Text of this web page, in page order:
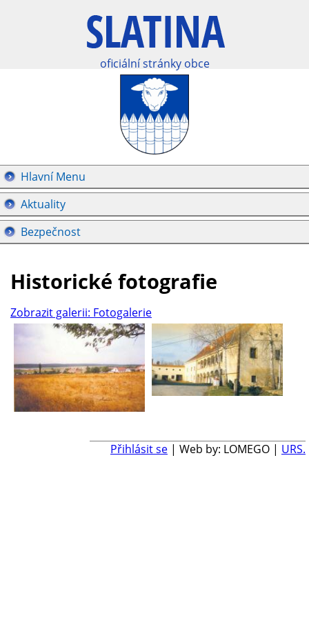
oficiální stránky obce
Hlavní Menu
Aktuality
Bezpečnost
Historické fotografie
Zobrazit galerii: Fotogalerie
Přihlásit se | Web by: LOMEGO | URS.